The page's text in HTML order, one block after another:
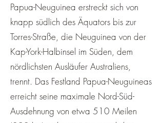
Papua-Neuguinea erstreckt sich von
knapp südlich des Äquators bis zur
Torres-Straße, die Neuguinea von der
Kap-York-Halbinsel im Süden, dem
nördlichsten Ausläufer Australiens,
trennt. Das Festland Papua-Neuguineas
erreicht seine maximale Nord-Süd-
Ausdehnung von etwa 510 Meilen